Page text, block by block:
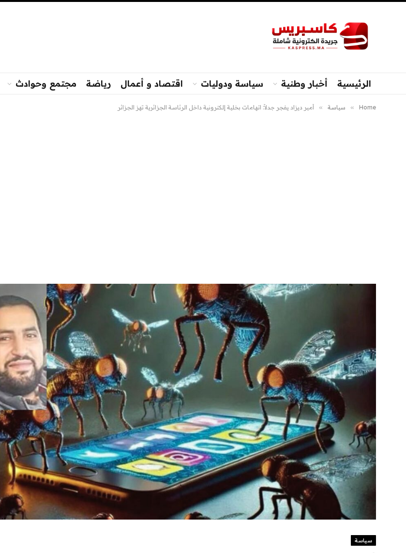
الرئيسية أخبار وطنية سياسة ودوليات اقتصاد و أعمال رياضة مجتمع وحوادث
Home
» سياسة » أمير ديزاد يفجر جدلاً: اتهامات بخلية إلكترونية داخل الرئاسة الجزائرية تهز الجزائر
سياسة